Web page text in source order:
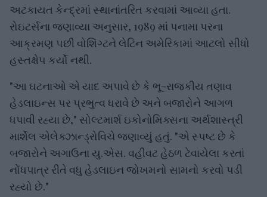
અટકાયત કેન્દ્રમાં સ્થાનાંતરિત કરવામાં આવ્યા હતા.
રોઇટર્સના જણાવ્યા અનુસાર, 1989 માં પનામા પરના
આક્રમણ પછી વોશિંગ્ટને લેટિન અમેરિકામાં આટલો સીધો
હસ્તક્ષેપ કર્યો નથી.
"આ ઘટનાઓ એ યાદ અપાવે છે કે ભૂ-રાજકીય તણાવ
હેડલાઇન્સ પર પ્રભુત્વ ધરાવે છે અને બજારોને આગળ
ધપાવી રહ્યા છે," સોલ્ટમાર્શ ઇકોનોમિક્સના અર્થશાસ્ત્રી
માર્શેલ એલેક્ઝાન્ડ્રોવિચે જણાવ્યું હતું. "એ સ્પષ્ટ છે કે
બજારોને અગાઉના યુ.એસ. વહીવટ હેઠળ ટેવાયેલા કરતાં
નોંધપાત્ર રીતે વધુ હેડલાઇન જોખમનો સામનો કરવો પડી
રહ્યો છે."